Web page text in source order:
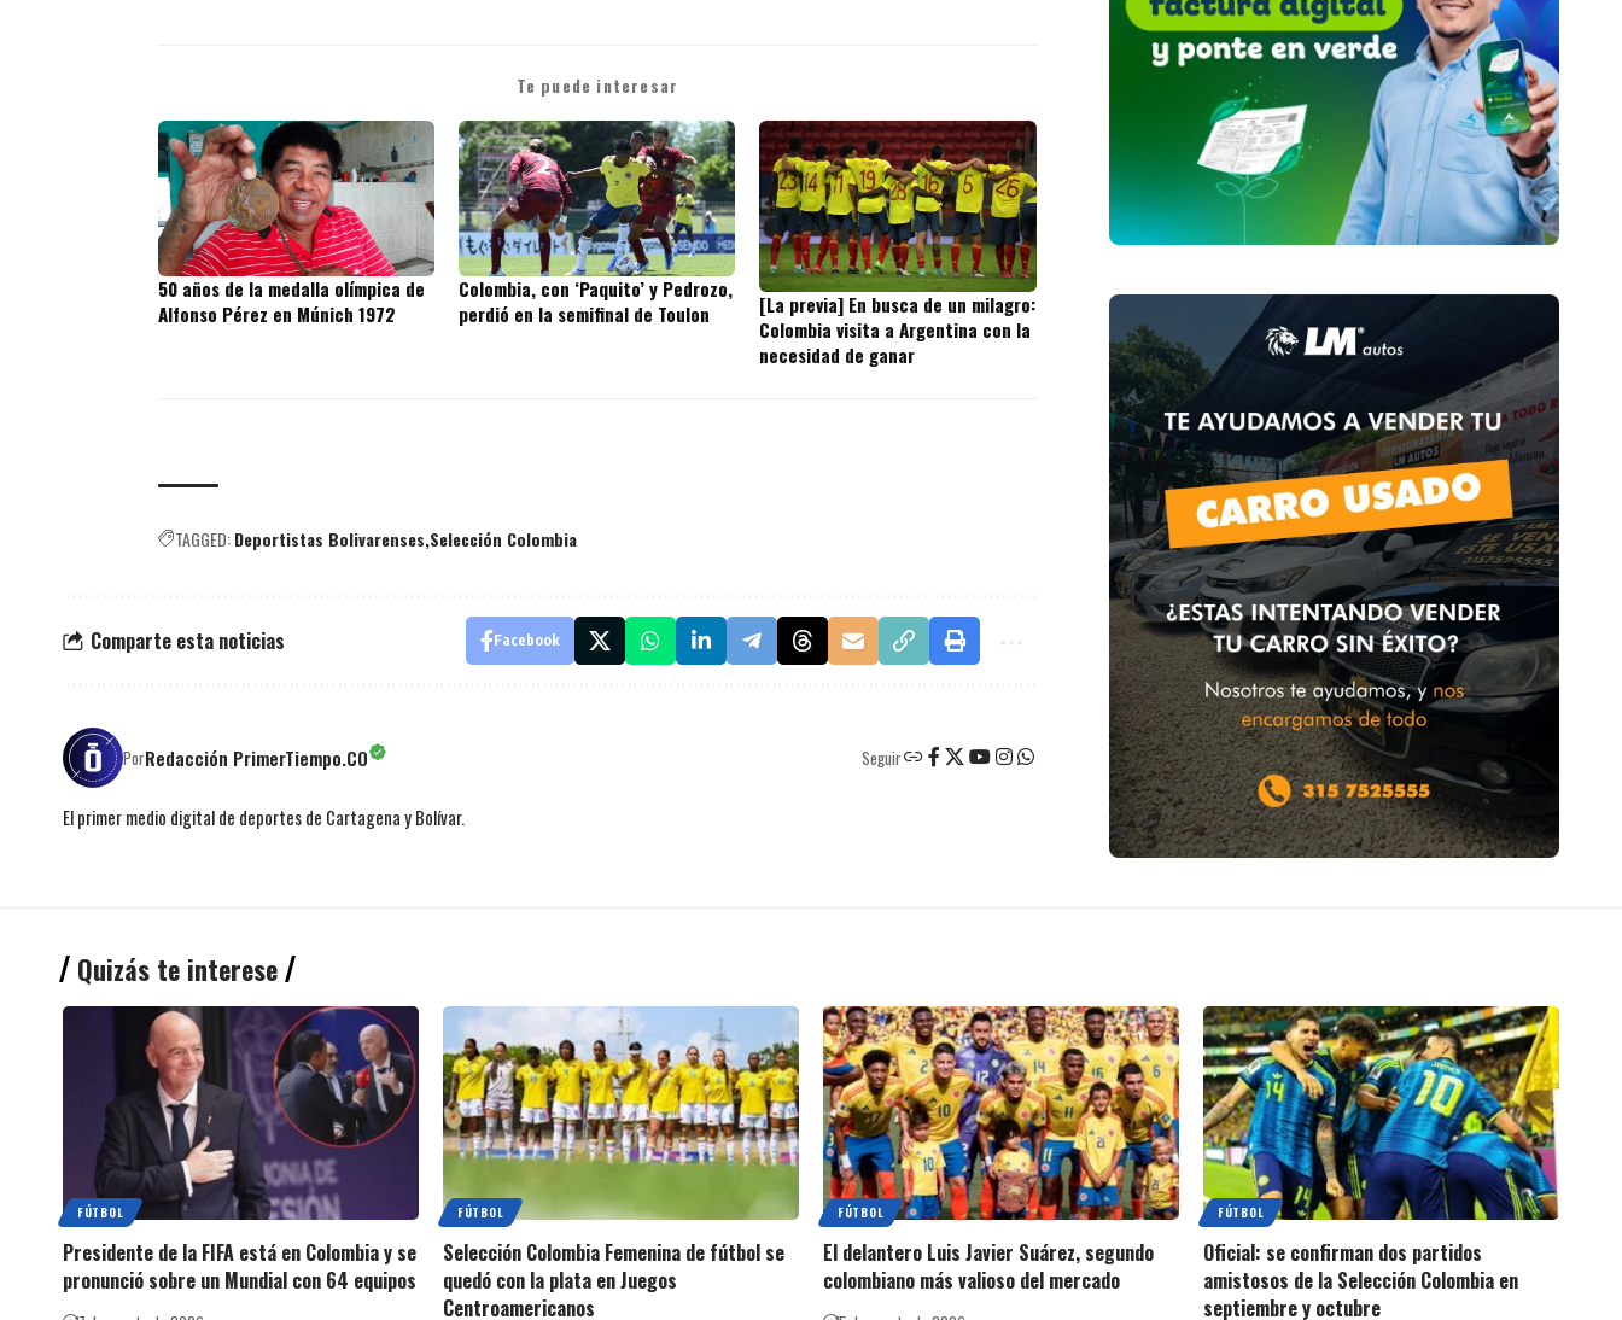
Te puede interesar
50 años de la medalla olímpica de
Alfonso Pérez en Múnich 1972
Colombia, con ‘Paquito’ y Pedrozo,
perdió en la semifinal de Toulon
[La previa] En busca de un milagro:
Colombia visita a Argentina con la
necesidad de ganar
TAGGED:Deportistas Bolivarenses Selección Colombia
Comparte esta noticias Facebook
PorRedacción PrimerTiempo.CO Seguir
El primer medio digital de deportes de Cartagena y Bolívar.
Quizás te interese
FÚTBOL
Presidente de la FIFA está en Colombia y se
pronunció sobre un Mundial con 64 equipos
FÚTBOL
Selección Colombia Femenina de fútbol se
quedó con la plata en Juegos
Centroamericanos
FÚTBOL
El delantero Luis Javier Suárez, segundo
colombiano más valioso del mercado
FÚTBOL
Oficial: se confirman dos partidos
amistosos de la Selección Colombia en
septiembre y octubre